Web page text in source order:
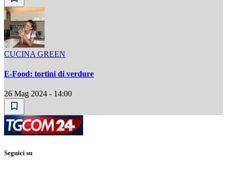
CUCINA GREEN
E-Food: tortini di verdure
26 Mag 2024 - 14:00
Seguici su